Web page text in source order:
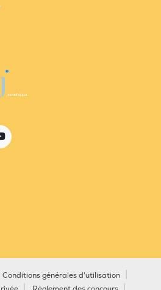
Conditions générales d'utilisation